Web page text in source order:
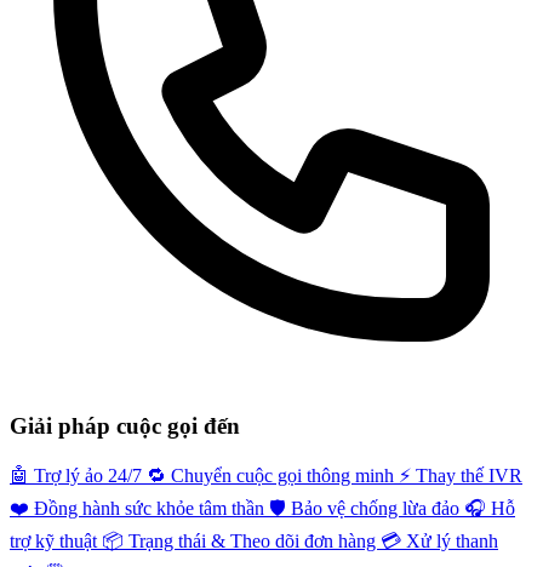
Giải pháp cuộc gọi đến
🤖 Trợ lý ảo 24/7 🔁 Chuyển cuộc gọi thông minh ⚡️ Thay thế IVR
❤️ Đồng hành sức khỏe tâm thần 🛡️ Bảo vệ chống lừa đảo 🎧 Hỗ
trợ kỹ thuật 📦 Trạng thái & Theo dõi đơn hàng 💳 Xử lý thanh